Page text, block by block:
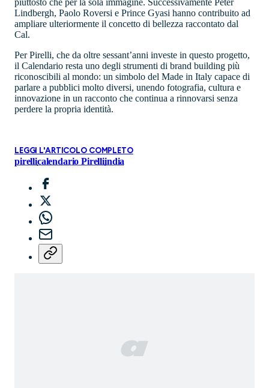
piuttosto che per la sola immagine. Successivamente Peter
Lindbergh, Paolo Roversi e Prince Gyasi hanno contribuito ad
ampliare ulteriormente il concetto di bellezza raccontato dal
Cal.
Per Pirelli, che da oltre sessant’anni investe in questo progetto,
il Calendario resta uno degli strumenti di brand building più
riconoscibili al mondo: un simbolo del Made in Italy capace di
parlare a pubblici molto diversi, unendo fotografia, cultura e
innovazione in un racconto che continua a rinnovarsi senza
perdere la propria identità.
LEGGI L'ARTICOLO COMPLETO
pirellicalendario Pirelliindia